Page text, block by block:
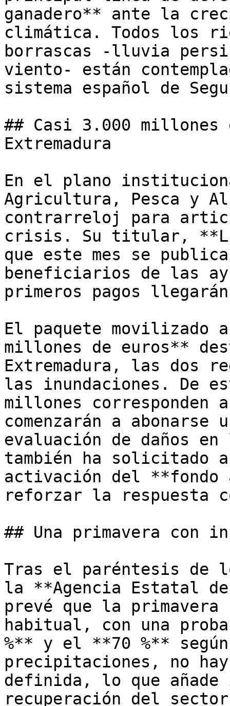
ganadero** ante la
climática. Todos los
borrascas -lluvia
viento- están
sistema español de
## Casi 3.000 millones
Extremadura
En el plano
Agricultura, Pesca y
contrarreloj para
crisis. Su titular,
que este mes se
beneficiarios de las
primeros pagos
El paquete movilizado
millones de euros**
Extremadura, las dos
las inundaciones. De
millones corresponden
comenzarán a abonarse
evaluación de daños
también ha solicitado
activación del
reforzar la respuesta
## Una primavera con
Tras el paréntesis de
la **Agencia Estatal de
prevé que la
habitual, con una
%** y el **70 %**
precipitaciones, no
definida, lo que
recuperación del